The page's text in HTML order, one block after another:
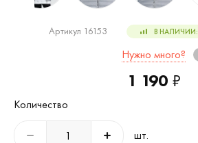
Артикул 16153 В НАЛИЧИИ:
Нужно много?
1 190₽
Количество
шт.